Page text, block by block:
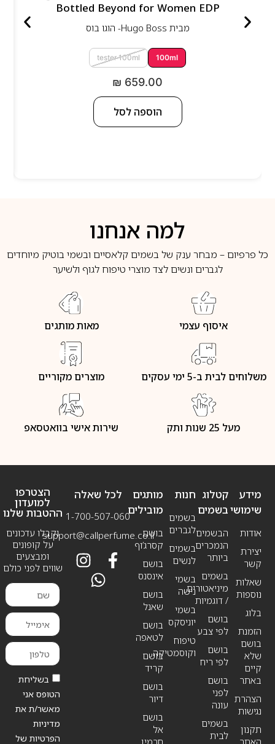
Bottled Beyond for Women EDP
מבית Hugo Boss- הוגו בוס
100ml
tester 100ml
₪ 659.00
הוספה לסל
למה אנחנו
כל פרפיום – מבחר ענק של בשמים קלאסיים ובשמי בוטיק מיוחדים
לגברים ונשים לצד מוצרי טיפוח לגוף ולשיער
איסוף עצמי מאות מותגים
משלוחים לבית ב-5 ימי עסקים מוצרים מקוריים
מעל 25 שנות ותק שירות אישי בוואטסאפ
מידע
שימושי
אודות
יצירת
קשר
שאלות
נוספות
בלוג
הזמנת
בושם
שלא
קיים
באתר
הצהרת
נגישות
תקנון
האתר
חנות
בשמים
לגברים
בשמים
לנשים
בשמי
נישה
בשמי
יוניסקס
טיפוח
וקוסמטיקה
קטלוג
בשמים
הבשמים
הנמכרים
ביותר
בשמים
מיניאטורים
/ דוגמיות
בושם
לפי צבע
בושם
לפי ריח
בושם
לפני
עונה
בשמים
לבית
מותגים
מובילים
בושם
קסרג’וף
בושם
אינסנס
בושם
שאנל
בושם
לטאפה
בושם
קריד
בושם
דיור
בושם
אל
חרמין
לכל שאלה
1-700-507-060
support@callperfume.co.il
הצטרפו
למועדון
ההטבות שלנו
וקבלו עדכונים
על קופונים
ומבצעים
שווים לפני כולם
בשליחת
הטופס אני
מאשר/ת את
מדיניות
הפרטיות של